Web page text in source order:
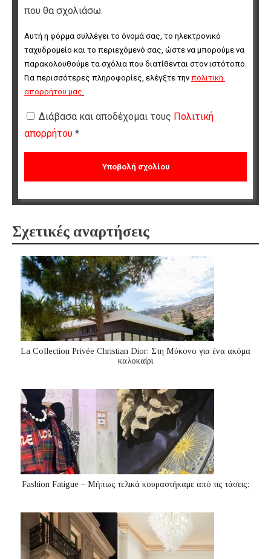
που θα σχολιάσω.
Αυτή η φόρμα συλλέγει το όνομά σας, το ηλεκτρονικό
ταχυδρομείο και το περιεχόμενό σας, ώστε να μπορούμε να
παρακολουθούμε τα σχόλια που διατίθενται στον ιστότοπο.
Για περισσότερες πληροφορίες, ελέγξτε την πολιτική
απορρήτου μας
Διάβασα και αποδέχομαι τους Πολιτική
απορρήτου *
Σχετικές αναρτήσεις
La Collection Privée Christian Dior: Στη Μύκονο για ένα ακόμα
καλοκαίρι
Fashion Fatigue – Μήπως τελικά κουραστήκαμε από τις τάσεις;